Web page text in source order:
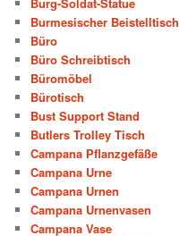
Burmesischer Beistelltisch
Büro
Büro Schreibtisch
Büromöbel
Bürotisch
Bust Support Stand
Butlers Trolley Tisch
Campana Pflanzgefäße
Campana Urne
Campana Urnen
Campana Urnenvasen
Campana Vase